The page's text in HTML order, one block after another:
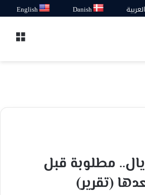
العربية Danish
English
مطلوبة قبل
(تقرير)